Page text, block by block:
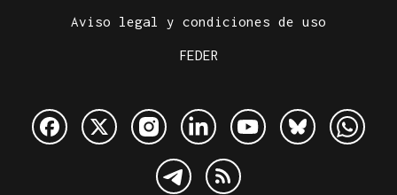
Aviso legal y condiciones de uso
FEDER